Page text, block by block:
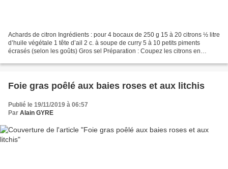
Achards de citron Ingrédients : pour 4 bocaux de 250 g 15 à 20 citrons ½ litre
d’huile végétale 1 tête d’ail 2 c. à soupe de curry 5 à 10 petits piments
écrasés (selon les goûts) Gros sel Préparation : Coupez les citrons en
Foie gras poêlé aux baies roses et aux litchis
Publié le 19/11/2019 à 06:57
Par Alain GYRE